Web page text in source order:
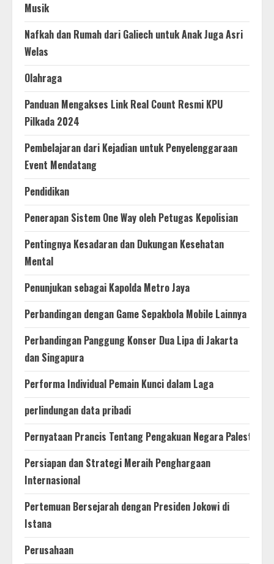
Musik
Nafkah dan Rumah dari Galiech untuk Anak Juga Asri
Welas
Olahraga
Panduan Mengakses Link Real Count Resmi KPU
Pilkada 2024
Pembelajaran dari Kejadian untuk Penyelenggaraan
Event Mendatang
Pendidikan
Penerapan Sistem One Way oleh Petugas Kepolisian
Pentingnya Kesadaran dan Dukungan Kesehatan
Mental
Penunjukan sebagai Kapolda Metro Jaya
Perbandingan dengan Game Sepakbola Mobile Lainnya
Perbandingan Panggung Konser Dua Lipa di Jakarta
dan Singapura
Performa Individual Pemain Kunci dalam Laga
perlindungan data pribadi
Pernyataan Prancis Tentang Pengakuan Negara Palestina
Persiapan dan Strategi Meraih Penghargaan
Internasional
Pertemuan Bersejarah dengan Presiden Jokowi di
Istana
Perusahaan